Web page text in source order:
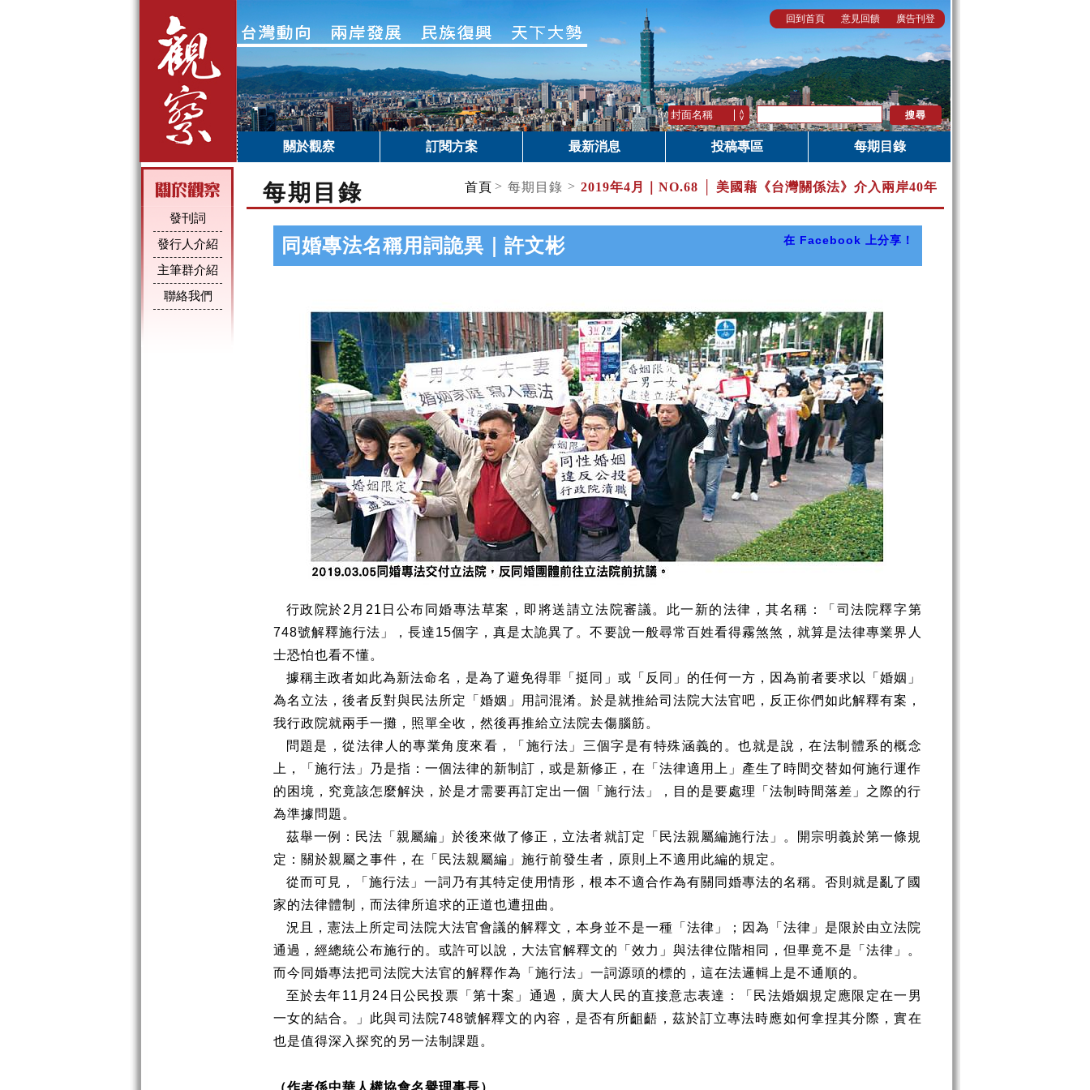
回到首頁 意見回饋 廣告刊登
關於觀察 訂閱方案 最新消息 投稿專區 每期目錄
發刊詞
發行人介紹
主筆群介紹
聯絡我們
每期目錄 首頁 > 每期目錄 > 2019年4月｜ NO.68 │ 美國藉《台灣關係法》介入兩岸40年
同婚專法名稱用詞詭異｜許文彬 在 Facebook 上分享！
行政院於2 月 21 日公布同婚專法草案，即將送請立法院審議。此一新的法律，其名稱：「司法院釋字第
748號解釋施行法」，長達15個字，真是太詭異了。不要說一般尋常百姓看得霧煞煞，就算是法律專業界人
士恐怕也看不懂。
據稱主政者如此為新法命名，是為了避免得罪「挺同」或「反同」的任何一方，因為前者要求以「婚姻」
為名立法，後者反對與民法所定「婚姻」用詞混淆。於是就推給司法院大法官吧，反正你們如此解釋有案，
我行政院就兩手一攤，照單全收，然後再推給立法院去傷腦筋。
問題是，從法律人的專業角度來看，「施行法」三個字是有特殊涵義的。也就是說，在法制體系的概念
上，「施行法」乃是指：一個法律的新制訂，或是新修正，在「法律適用上」產生了時間交替如何施行運作
的困境，究竟該怎麼解決，於是才需要再訂定出一個「施行法」，目的是要處理「法制時間落差」之際的行
為準據問題。
茲舉一例：民法「親屬編」於後來做了修正，立法者就訂定「民法親屬編施行法」。開宗明義於第一條規
定：關於親屬之事件，在「民法親屬編」施行前發生者，原則上不適用此編的規定。
從而可見，「施行法」一詞乃有其特定使用情形，根本不適合作為有關同婚專法的名稱。否則就是亂了國
家的法律體制，而法律所追求的正道也遭扭曲。
況且，憲法上所定司法院大法官會議的解釋文，本身並不是一種「法律」；因為「法律」是限於由立法院
通過，經總統公布施行的。或許可以說，大法官解釋文的「效力」與法律位階相同，但畢竟不是「法律」。
而今同婚專法把司法院大法官的解釋作為「施行法」一詞源頭的標的，這在法邏輯上是不通順的。
至於去年11 月 24 日公民投票「第十案」通過，廣大人民的直接意志表達：「民法婚姻規定應限定在一男
一女的結合。」此與司法院748號解釋文的內容，是否有所齟齬，茲於訂立專法時應如何拿捏其分際，實在
也是值得深入探究的另一法制課題。